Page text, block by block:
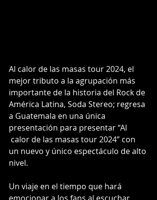
Al calor de las masas tour 2024, el
mejor tributo a la agrupación más
importante de la historia del Rock de
América Latina, Soda Stereo; regresa
a Guatemala en una única
presentación para presentar “Al
calor de las masas tour 2024” con
un nuevo y único espectáculo de alto
nivel.
Un viaje en el tiempo que hará